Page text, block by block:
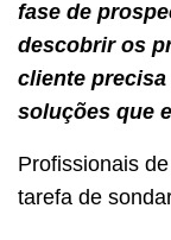
fase de
descobrir os
cliente precisa
soluções que
Profissionais
tarefa de